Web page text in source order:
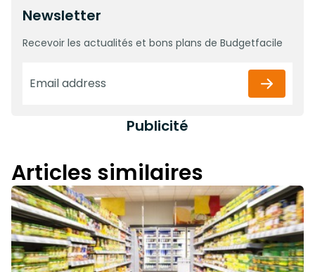
Newsletter
Recevoir les actualités et bons plans de Budgetfacile
Publicité
Articles similaires